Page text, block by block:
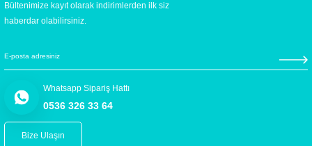
Bültenimize kayıt olarak indirimlerden ilk siz
haberdar olabilirsiniz.
Whatsapp Sipariş Hattı
0536 326 33 64
Bize Ulaşın